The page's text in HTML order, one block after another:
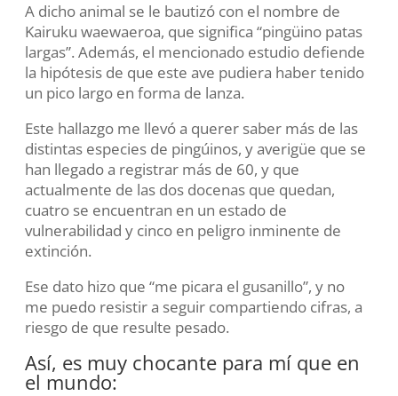
A dicho animal se le bautizó con el nombre de
Kairuku waewaeroa, que significa “pingüino patas
largas”. Además, el mencionado estudio defiende
la hipótesis de que este ave pudiera haber tenido
un pico largo en forma de lanza.
Este hallazgo me llevó a querer saber más de las
distintas especies de pingúinos, y averigüe que se
han llegado a registrar más de 60, y que
actualmente de las dos docenas que quedan,
cuatro se encuentran en un estado de
vulnerabilidad y cinco en peligro inminente de
extinción.
Ese dato hizo que “me picara el gusanillo”, y no
me puedo resistir a seguir compartiendo cifras, a
riesgo de que resulte pesado.
Así, es muy chocante para mí que en
el mundo: